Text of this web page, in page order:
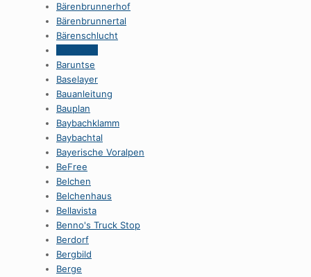
Bärenbrunnerhof
Bärenbrunnertal
Bärenschlucht
Baruntse
Baselayer
Bauanleitung
Bauplan
Baybachklamm
Baybachtal
Bayerische Voralpen
BeFree
Belchen
Belchenhaus
Bellavista
Benno's Truck Stop
Berdorf
Bergbild
Berge